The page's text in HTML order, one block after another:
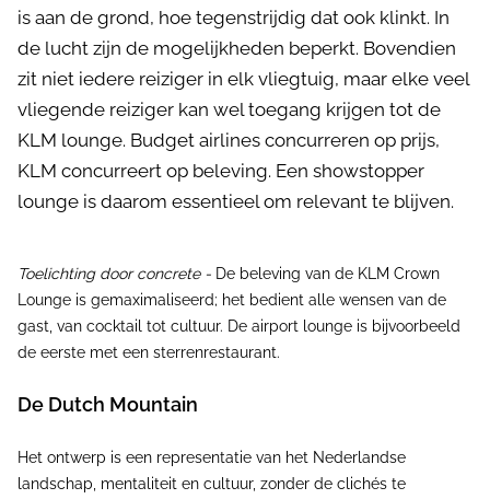
is aan de grond, hoe tegenstrijdig dat ook klinkt. In
de lucht zijn de mogelijkheden beperkt. Bovendien
zit niet iedere reiziger in elk vliegtuig, maar elke veel
vliegende reiziger kan wel toegang krijgen tot de
KLM lounge. Budget airlines concurreren op prijs,
KLM concurreert op beleving. Een showstopper
lounge is daarom essentieel om relevant te blijven.
Toelichting door concrete - De beleving van de KLM Crown
Lounge is gemaximaliseerd; het bedient alle wensen van de
gast, van cocktail tot cultuur. De airport lounge is bijvoorbeeld
de eerste met een sterrenrestaurant.
De Dutch Mountain
Het ontwerp is een representatie van het Nederlandse
landschap, mentaliteit en cultuur, zonder de clichés te